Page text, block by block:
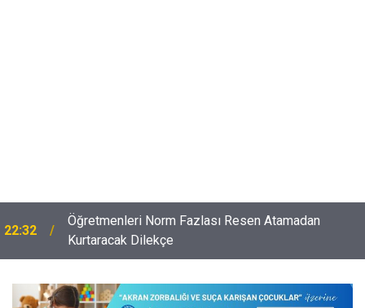
22:32
Öğretmenleri Norm Fazlası Resen Atamadan
Kurtaracak Dilekçe